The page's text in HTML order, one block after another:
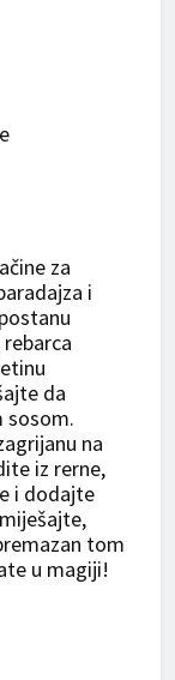
za
i
da
sosom.
na
iz rerne,
i dodajte
tom
u magiji!